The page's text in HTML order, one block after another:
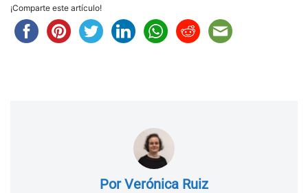
¡Comparte este artículo!
Por Verónica Ruiz